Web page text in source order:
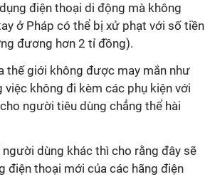
điện thoại di động mà không
ở Pháp có thể bị xử phạt với số tiền
đương hơn 2 tỉ đồng).
thế giới không được may mắn như
việc không đi kèm các phụ kiện với
người tiêu dùng chẳng thể hài
dùng khác thì cho rằng đây sẽ
điện thoại mới của các hãng điện